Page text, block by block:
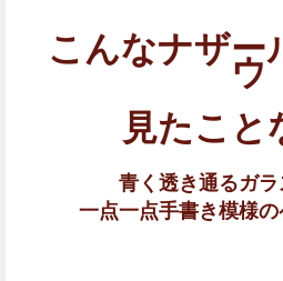
こんなナザー
ウ
見たこと
青く透き通るガ
一点一点手書き模様